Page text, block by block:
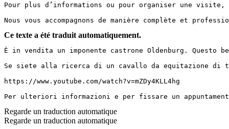
Pour plus d’informations ou pour organiser une visite,
Nous vous accompagnons de manière complète et
Ce texte a été traduit automatiquement.
È in vendita un imponente castrone Oldenburg.
Se siete alla ricerca di un cavallo da equitazione di
https://www.youtube.com/watch?v=mZDy4KLL4hg
Per ulteriori informazioni e per fissare un
Regarde un traduction automatique
Regarde un traduction automatique